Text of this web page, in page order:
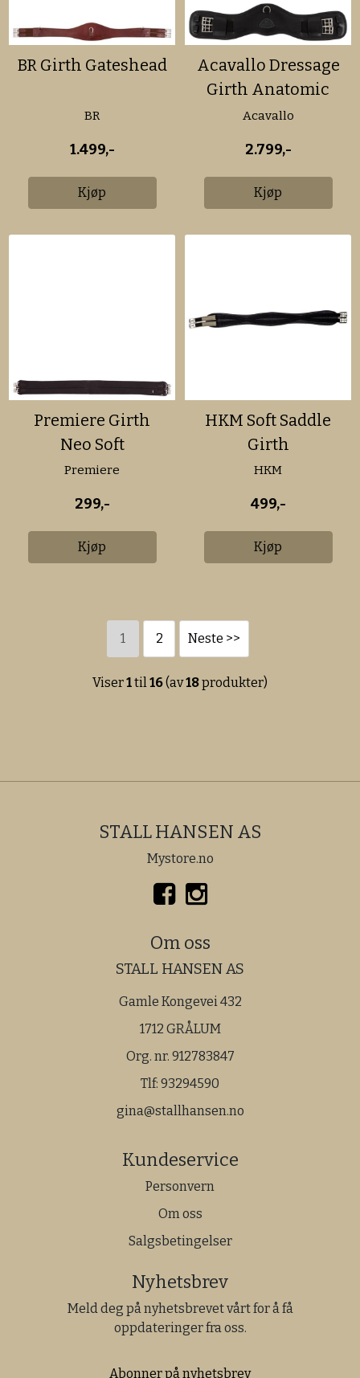
BR Girth Gateshead
BR
1.499,-
Kjøp
Acavallo Dressage
Girth Anatomic
Acavallo
2.799,-
Kjøp
Premiere Girth
Neo Soft
Premiere
299,-
Kjøp
HKM Soft Saddle
Girth
HKM
499,-
Kjøp
1 2 Neste >>
Viser1til16(av18produkter)
STALL HANSEN AS
Mystore.no
Om oss
STALL HANSEN AS
Gamle Kongevei 432
1712 GRÅLUM
Org. nr. 912783847
Tlf: 93294590
gina@stallhansen.no
Kundeservice
Personvern
Om oss
Salgsbetingelser
Nyhetsbrev
Meld deg på nyhetsbrevet vårt for å få
oppdateringer fra oss.
Abonner på nyhetsbrev